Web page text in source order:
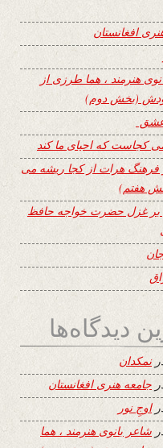
افغانستان
هنرمند ، هما طرزی از
(بخش دوم)
کجاست که احیای ما کند
هرات از کجا ریشه می
هفتم)
غزل حضرت خواجه حافظ
دیدگاه‌ها
نمکدان
جامعه هنری افغانستان
اوجِ نور
شاعر بانوی هنرمند ، هما